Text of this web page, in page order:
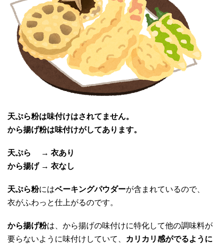
天ぷら粉は味付けはされてません。
から揚げ粉は味付けがしてあります。
天ぷら → 衣あり
から揚げ → 衣なし
天ぷら粉にはベーキングパウダーが含まれているので、
衣がふわっと仕上がるのです。
から揚げ粉は、から揚げの味付けに特化して他の調味料が
要らないように味付けしていて、
カリカリ感がでるように